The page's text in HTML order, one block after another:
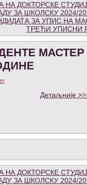
НА ДОКТОРСКЕ
ЗА ШКОЛСКУ 2024/
ЗА УПИС НА
ТРЕЋИ УПИСНИ
Детаљније
НА ДОКТОРСКЕ
ЗА ШКОЛСКУ 2024/